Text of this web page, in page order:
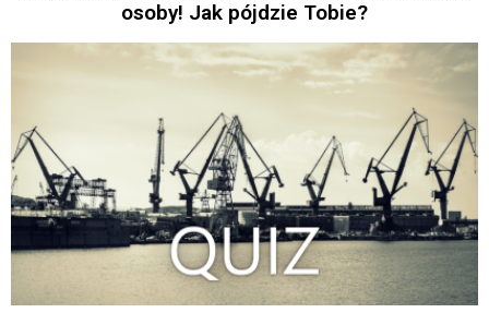
osoby! Jak pójdzie Tobie?